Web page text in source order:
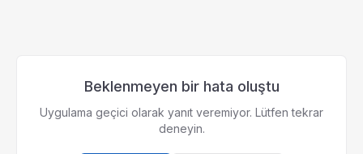
Beklenmeyen bir hata oluştu
Uygulama geçici olarak yanıt veremiyor. Lütfen tekrar
deneyin.